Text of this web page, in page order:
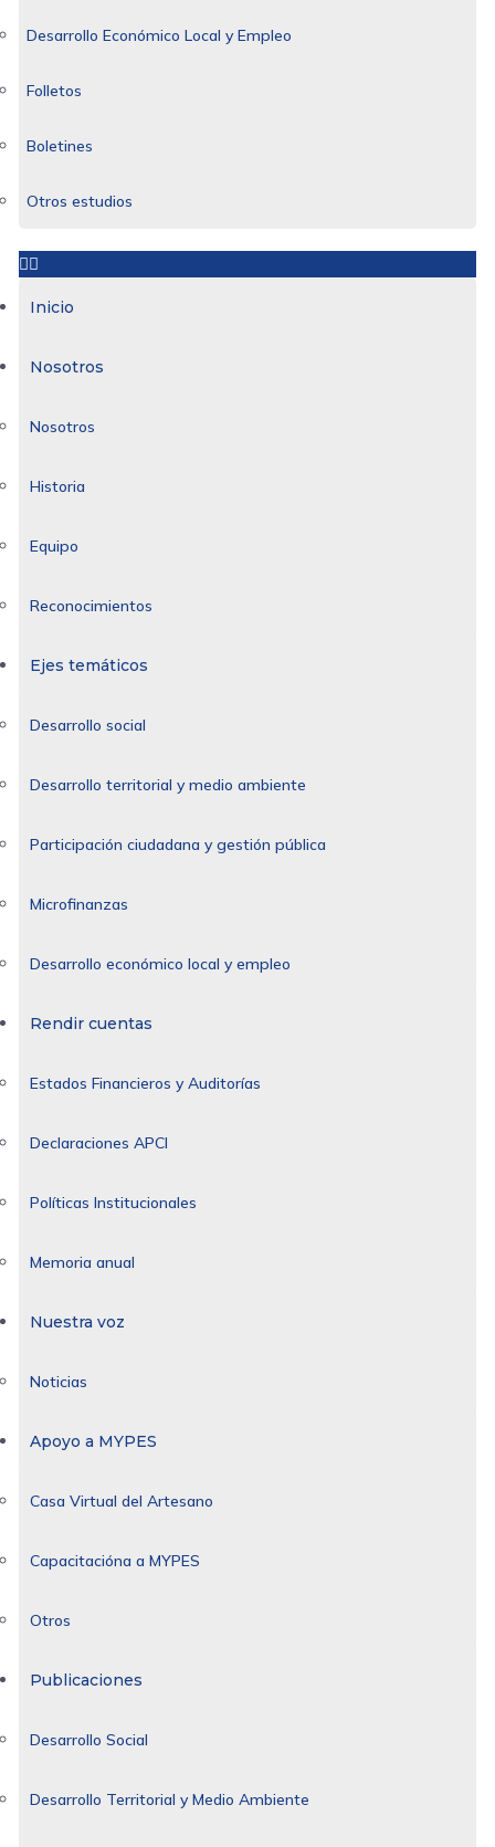
Desarrollo Económico Local y Empleo
Folletos
Boletines
Otros estudios
Inicio
Nosotros
Nosotros
Historia
Equipo
Reconocimientos
Ejes temáticos
Desarrollo social
Desarrollo territorial y medio ambiente
Participación ciudadana y gestión pública
Microfinanzas
Desarrollo económico local y empleo
Rendir cuentas
Estados Financieros y Auditorías
Declaraciones APCI
Políticas Institucionales
Memoria anual
Nuestra voz
Noticias
Apoyo a MYPES
Casa Virtual del Artesano
Capacitacióna a MYPES
Otros
Publicaciones
Desarrollo Social
Desarrollo Territorial y Medio Ambiente